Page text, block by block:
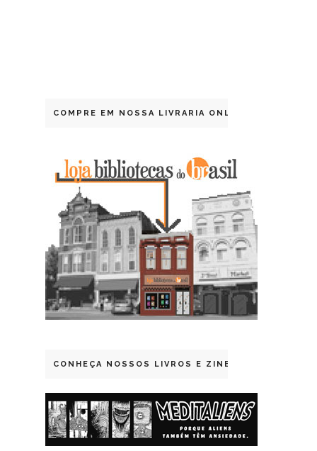
COMPRE EM NOSSA LIVRARIA ONLINE
CONHEÇA NOSSOS LIVROS E ZINES